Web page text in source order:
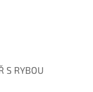
S RYBOU